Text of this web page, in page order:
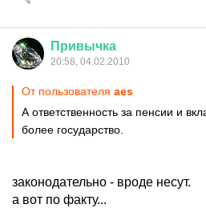
Привычка
20:58, 04.02.2010
От пользователя aes
А ответственность за пенсии и
более государство.
законодательно - вроде несут.
а вот по факту...